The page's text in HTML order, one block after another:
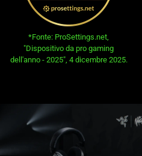
opens in new tab:
*Fonte: ProSettings.net,
"Dispositivo da pro gaming
dell'anno - 2025", 4 dicembre 2025.